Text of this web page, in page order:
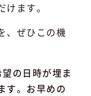
ます。
、ぜひこの機
の日時が埋ま
す。お早めの